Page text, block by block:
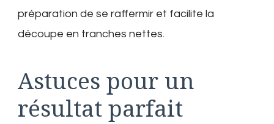
préparation de se raffermir et facilite la
découpe en tranches nettes.
Astuces pour un
résultat parfait